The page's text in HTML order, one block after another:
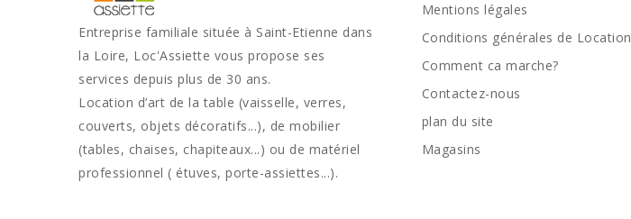
Entreprise familiale située à Saint-Etienne dans
la Loire, Loc'Assiette vous propose ses
services depuis plus de 30 ans.
Location d’art de la table (vaisselle, verres,
couverts, objets décoratifs...), de mobilier
(tables, chaises, chapiteaux...) ou de matériel
professionnel ( étuves, porte-assiettes...).
Mentions légales
Conditions générales de Location
Comment ca marche?
Contactez-nous
plan du site
Magasins